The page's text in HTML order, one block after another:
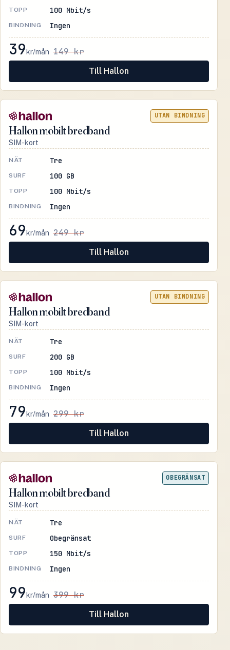
TOPP 100 Mbit/s
BINDNING Ingen
39 kr/mån 149 kr
Till Hallon
UTAN BINDNING
Hallon mobilt bredband
SIM-kort
NÄT Tre
SURF 100 GB
TOPP 100 Mbit/s
BINDNING Ingen
69 kr/mån 249 kr
Till Hallon
UTAN BINDNING
Hallon mobilt bredband
SIM-kort
NÄT Tre
SURF 200 GB
TOPP 100 Mbit/s
BINDNING Ingen
79 kr/mån 299 kr
Till Hallon
OBEGRÄNSAT
Hallon mobilt bredband
SIM-kort
NÄT Tre
SURF Obegränsat
TOPP 150 Mbit/s
BINDNING Ingen
99 kr/mån 399 kr
Till Hallon